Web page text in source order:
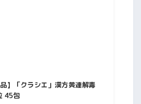
】「クラシエ」漢方黄連解毒
45包